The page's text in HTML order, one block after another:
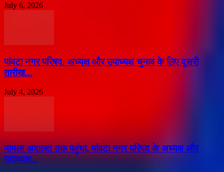
July 6, 2026
पांवटा नगर परिषद: अध्यक्ष और उपाध्यक्ष चुनाव के लिए दूसरी
तारीख...
July 4, 2026
मामला अदालत तक पहुंचा, पांवटा नगर परिषद के अध्यक्ष और
उपाध्यक्ष...